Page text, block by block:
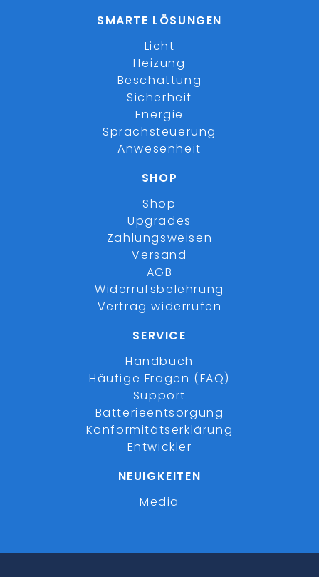
SMARTE LÖSUNGEN
Licht
Heizung
Beschattung
Sicherheit
Energie
Sprachsteuerung
Anwesenheit
SHOP
Shop
Upgrades
Zahlungsweisen
Versand
AGB
Widerrufsbelehrung
Vertrag widerrufen
SERVICE
Handbuch
Häufige Fragen (FAQ)
Support
Batterieentsorgung
Konformitätserklärung
Entwickler
NEUIGKEITEN
Media